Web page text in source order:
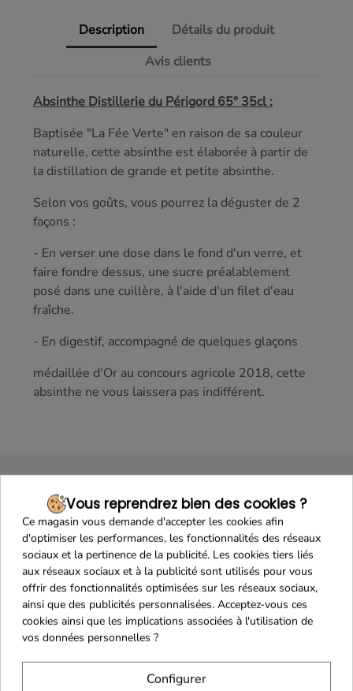
Description
Détails du produit
Avis clients
Absinthe Distillerie du Périgord 65° 35cl :
Baptisée "La Fée Verte" en raison de sa couleur
naturelle, cette absinthe est élaborée à partir de
la distillation de grande et petite absinthe.
Selon vos goûts, vous pourrez la déguster de 2
façons :
- En verser une dose dans le fond d'un verre, et
faire fondre dessus, une sucre préalablement
posé dans une cuillère, à l'aide d'un filet d'eau
fraîche.
- En digestif, accompagné de quelques glaçons
médaillée d'Or au concours agricole 2018, cette
absinthe ne vous laissera pas indifférent.
Maison Familiale Paiement Sécurisé
Vous reprendrez bien des cookies ?
Ce magasin vous demande d'accepter les cookies afin
d'optimiser les performances, les fonctionnalités des réseaux
sociaux et la pertinence de la publicité. Les cookies tiers liés
aux réseaux sociaux et à la publicité sont utilisés pour vous
offrir des fonctionnalités optimisées sur les réseaux sociaux,
ainsi que des publicités personnalisées. Acceptez-vous ces
cookies ainsi que les implications associées à l'utilisation de
vos données personnelles ?
Configurer